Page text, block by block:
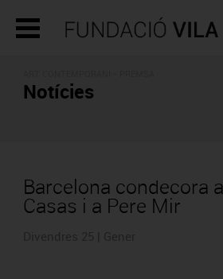
Notícies
Barcelona condecora
Casas i a Pere Mir